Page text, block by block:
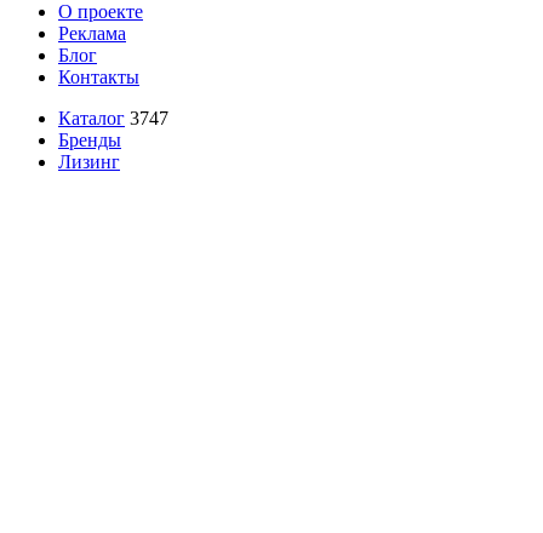
О проекте
Реклама
Блог
Контакты
Каталог 3747
Бренды
Лизинг